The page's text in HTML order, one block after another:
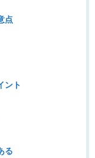
点
ント
る